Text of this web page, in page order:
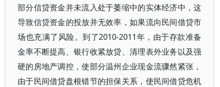
部分信贷资金并未流入处于萎缩中的实体经济中，这
导致信贷资金的投放并无效率，如果流向民间借贷市
场也充满了风险。到了2010-2011年，由于存款准备
金率不断提高、银行收紧放贷、清理表外业务以及强
硬的房地产调控，使部分温州企业现金流骤然紧张，
由于民间借贷盘根错节的担保关系，使民间借贷危机